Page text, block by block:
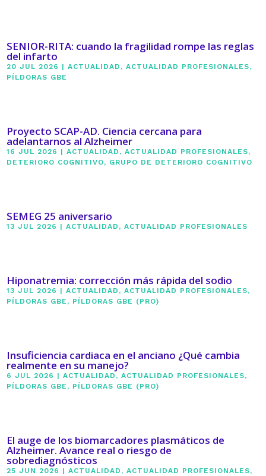
SENIOR-RITA: cuando la fragilidad rompe las reglas
del infarto
20 JUL 2026 |ACTUALIDAD ,ACTUALIDAD PROFESIONALES,
PÍLDORAS GBE
Proyecto SCAP-AD. Ciencia cercana para
adelantarnos al Alzheimer
16 JUL 2026 |ACTUALIDAD ,ACTUALIDAD PROFESIONALES,
DETERIORO COGNITIVO, GRUPO DE DETERIORO COGNITIVO
SEMEG 25 aniversario
13 JUL 2026 |ACTUALIDAD ,ACTUALIDAD PROFESIONALES
Hiponatremia: corrección más rápida del sodio
13 JUL 2026 |ACTUALIDAD ,ACTUALIDAD PROFESIONALES,
PÍLDORAS GBE , PÍLDORAS GBE (PRO)
Insuficiencia cardiaca en el anciano ¿Qué cambia
realmente en su manejo?
6 JUL 2026 |ACTUALIDAD ,ACTUALIDAD PROFESIONALES,
PÍLDORAS GBE , PÍLDORAS GBE (PRO)
El auge de los biomarcadores plasmáticos de
Alzheimer. Avance real o riesgo de
sobrediagnósticos
25 JUN 2026 |ACTUALIDAD ,ACTUALIDAD PROFESIONALES,